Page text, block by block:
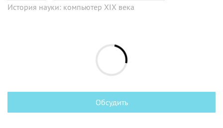
История науки: компьютер XIX века
Обсудить